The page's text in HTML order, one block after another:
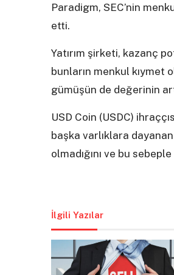
Paradigm, SEC’nin
etti.
Yatırım şirketi, kazanç
bunların menkul
gümüşün de değerinin
USD Coin (USDC)
başka varlıklara
olmadığını ve bu
İlgili Yazılar